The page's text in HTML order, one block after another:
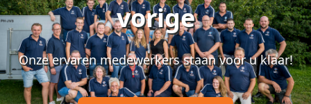
vorige
Onze ervaren medewerkers staan voor u klaar!